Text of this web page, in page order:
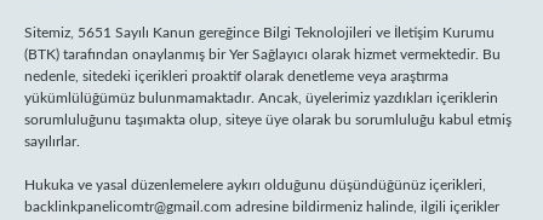
Sitemiz, 5651 Sayılı Kanun gereğince Bilgi Teknolojileri ve İletişim Kurumu
(BTK) tarafından onaylanmış bir Yer Sağlayıcı olarak hizmet vermektedir. Bu
nedenle, sitedeki içerikleri proaktif olarak denetleme veya araştırma
yükümlülüğümüz bulunmamaktadır. Ancak, üyelerimiz yazdıkları içeriklerin
sorumluluğunu taşımakta olup, siteye üye olarak bu sorumluluğu kabul etmiş
sayılırlar.
Hukuka ve yasal düzenlemelere aykırı olduğunu düşündüğünüz içerikleri,
backlinkpanelicomtr@gmail.com adresine bildirmeniz halinde, ilgili içerikler